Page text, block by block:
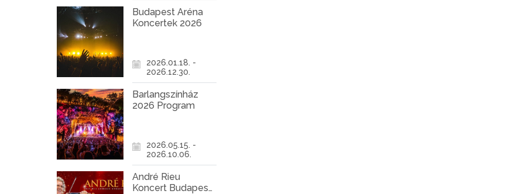
Budapest Aréna
Koncertek 2026
2026.01.18. -
2026.12.30.
Barlangszínház
2026 Program
2026.05.15. -
2026.10.06.
André Rieu
Koncert Budapest